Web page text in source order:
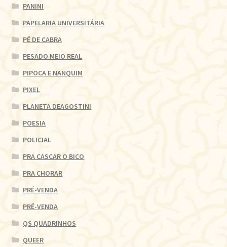
PANINI
PAPELARIA UNIVERSITÁRIA
PÉ DE CABRA
PESADO MEIO REAL
PIPOCA E NANQUIM
PIXEL
PLANETA DEAGOSTINI
POESIA
POLICIAL
PRA CASCAR O BICO
PRA CHORAR
PRÉ-VENDA
PRÉ-VENDA
QS QUADRINHOS
QUEER